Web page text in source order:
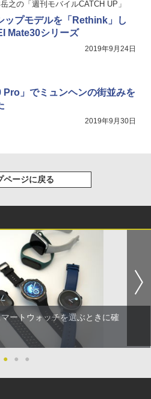
之の「週刊モバイルCATCH UP」
ップモデルを「Rethink」し
Mate30シリーズ
2019年9月24日
Pro」でミュンヘンの街並みを
2019年9月30日
ページに戻る
ートウォッチを選ぶときに確
● ● ●